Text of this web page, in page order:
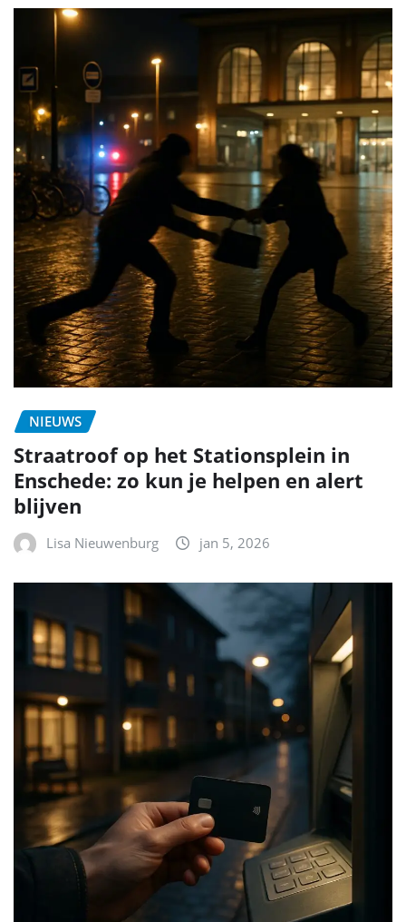
NIEUWS
Straatroof op het Stationsplein in
Enschede: zo kun je helpen en alert
blijven
Lisa Nieuwenburg jan 5, 2026